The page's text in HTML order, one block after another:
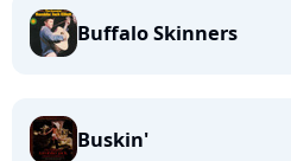
Buffalo Skinners
Buskin'